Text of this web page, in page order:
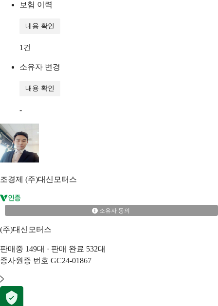
보험 이력
내용 확인
1 건
소유자 변경
내용 확인
-
조경제 (주)대신모터스
소유자 동의
(주)대신모터스
판매중 149대 · 판매 완료 532대
종사원증 번호 GC24-01867